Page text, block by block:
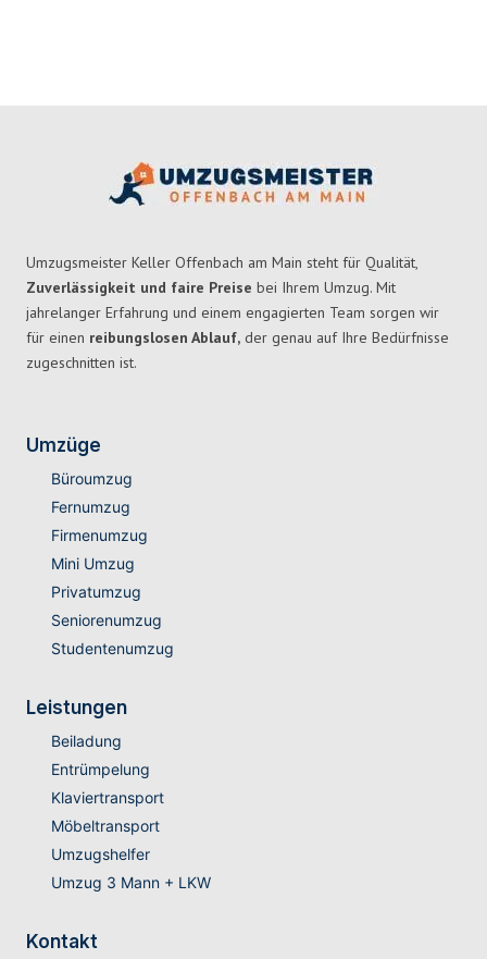
Umzugsmeister Keller Offenbach am Main steht für Qualität,
Zuverlässigkeit und faire Preise bei Ihrem Umzug. Mit
jahrelanger Erfahrung und einem engagierten Team sorgen wir
für einen reibungslosen Ablauf, der genau auf Ihre Bedürfnisse
zugeschnitten ist.
Umzüge
Büroumzug
Fernumzug
Firmenumzug
Mini Umzug
Privatumzug
Seniorenumzug
Studentenumzug
Leistungen
Beiladung
Entrümpelung
Klaviertransport
Möbeltransport
Umzugshelfer
Umzug 3 Mann + LKW
Kontakt